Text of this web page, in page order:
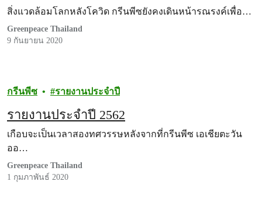
สิ่งแวดล้อมโลกหลังโควิด กรีนพีซยังคงเดินหน้ารณรงค์เพื่อ…
Greenpeace Thailand
9 กันยายน 2020
กรีนพีซ รายงานประจำปี
รายงานประจำปี 2562
เกือบจะเป็นเวลาสองทศวรรษหลังจากที่กรีนพีซ เอเชียตะวัน
ออ…
Greenpeace Thailand
1 กุมภาพันธ์ 2020